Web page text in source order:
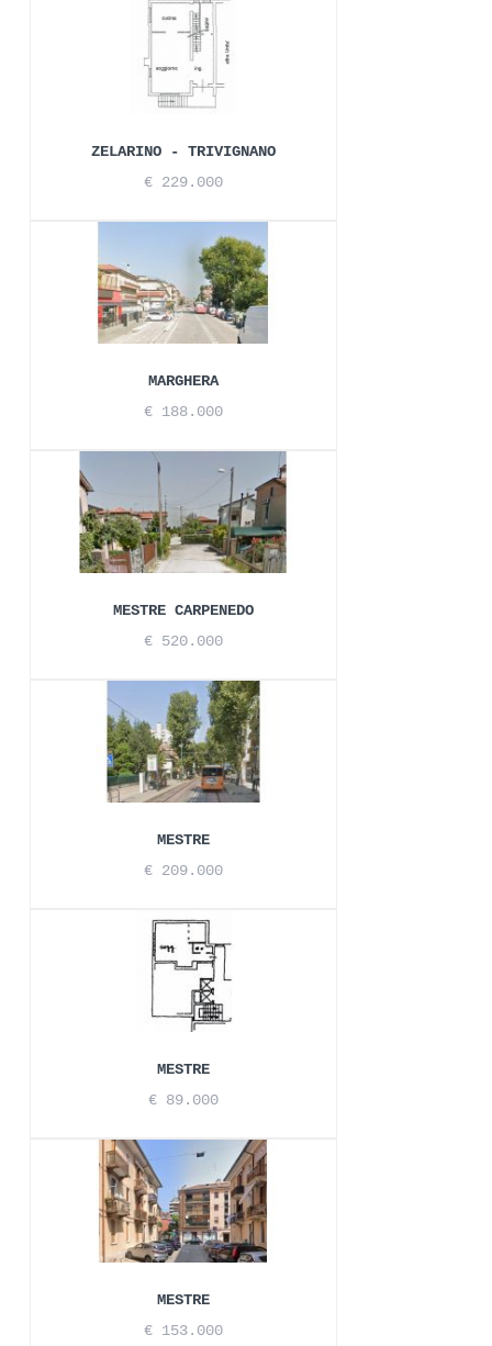
ZELARINO - TRIVIGNANO
€ 229.000
MARGHERA
€ 188.000
MESTRE CARPENEDO
€ 520.000
MESTRE
€ 209.000
MESTRE
€ 89.000
MESTRE
€ 153.000